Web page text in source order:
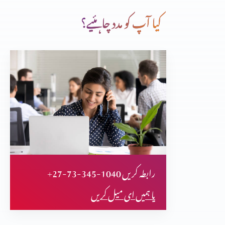
کرسمس اسپیشل
مورس بکیلے فرعون کی ممی پر تحقیق کر کے مسلمان ہوگا
مسیح یسوع کے بارے میں پیشن گوئیاں
تثلیث (حصہ 2)
کیا آپ کو مدد چاہئیے؟
+27-73-345-1040 رابطہ کریں
یا ہمیں ای میل کریں